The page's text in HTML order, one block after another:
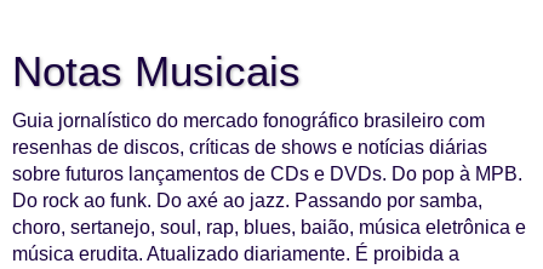
Notas Musicais
Guia jornalístico do mercado fonográfico brasileiro com
resenhas de discos, críticas de shows e notícias diárias
sobre futuros lançamentos de CDs e DVDs. Do pop à MPB.
Do rock ao funk. Do axé ao jazz. Passando por samba,
choro, sertanejo, soul, rap, blues, baião, música eletrônica e
música erudita. Atualizado diariamente. É proibida a